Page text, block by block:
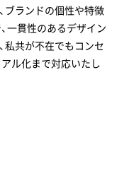
ブランドの個性や特徴
一貫性のあるデザイン
私共が不在でもコンセ
ル化まで対応いたし